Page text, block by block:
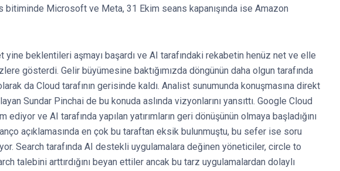
bitiminde Microsoft ve Meta, 31 Ekim seans kapanışında ise Amazon
yine beklentileri aşmayı başardı ve AI tarafındaki rekabetin henüz net ve elle
gösterdi. Gelir büyümesine baktığımızda döngünün daha olgun tarafında
da Cloud tarafının gerisinde kaldı. Analist sunumunda konuşmasına direkt
Sundar Pinchai de bu konuda aslında vizyonlarını yansıttı. Google Cloud
ediyor ve AI tarafında yapılan yatırımların geri dönüşünün olmaya başladığını
açıklamasında en çok bu taraftan eksik bulunmuştu, bu sefer ise soru
Search tarafında AI destekli uygulamalara değinen yöneticiler, circle to
talebini arttırdığını beyan ettiler ancak bu tarz uygulamalardan dolaylı